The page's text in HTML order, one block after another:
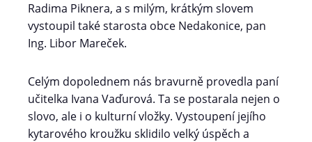
Radima Piknera, a s milým, krátkým slovem
vystoupil také starosta obce Nedakonice, pan
Ing. Libor Mareček.
Celým dopolednem nás bravurně provedla paní
učitelka Ivana Vaďurová. Ta se postarala nejen o
slovo, ale i o kulturní vložky. Vystoupení jejího
kytarového kroužku sklidilo velký úspěch a